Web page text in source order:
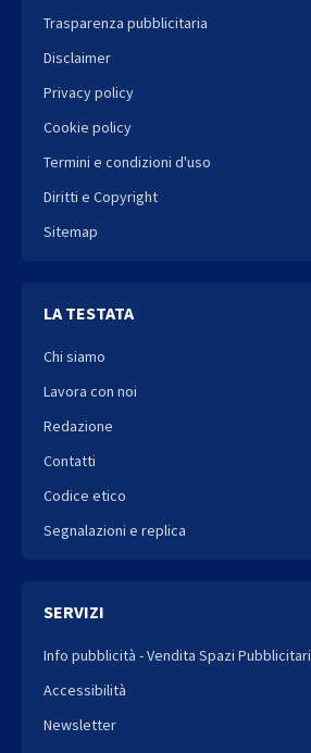
Trasparenza pubblicitaria
Disclaimer
Privacy policy
Cookie policy
Termini e condizioni d'uso
Diritti e Copyright
Sitemap
LA TESTATA
Chi siamo
Lavora con noi
Redazione
Contatti
Codice etico
Segnalazioni e replica
SERVIZI
Info pubblicità - Vendita Spazi Pubblicitari
Accessibilità
Newsletter